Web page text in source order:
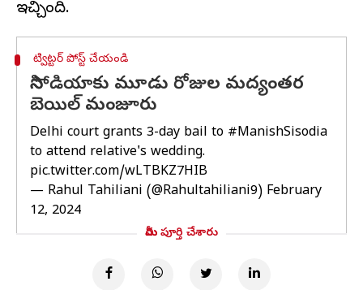
ట్విట్టర్ పోస్ట్ చేయండి
సిసోడియాకు మూడు రోజుల మద్యంతర
బెయిల్ మంజూరు
Delhi court grants 3-day bail to #ManishSisodia
to attend relative's wedding.
pic.twitter.com/wLTBKZ7HIB
— Rahul Tahiliani (@Rahultahiliani9) February
12, 2024
మీరు పూర్తి చేశారు